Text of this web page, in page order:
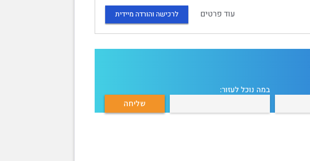
עוד פרטים לרכישה והורדה מיידית
במה נוכל לעזור: